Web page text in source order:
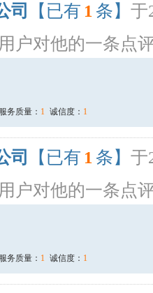
司 【已有 1 条】 于
用户对他的一条点
服务质量： 1 诚信度： 1
司 【已有 1 条】 于
用户对他的一条点
服务质量： 1 诚信度： 1